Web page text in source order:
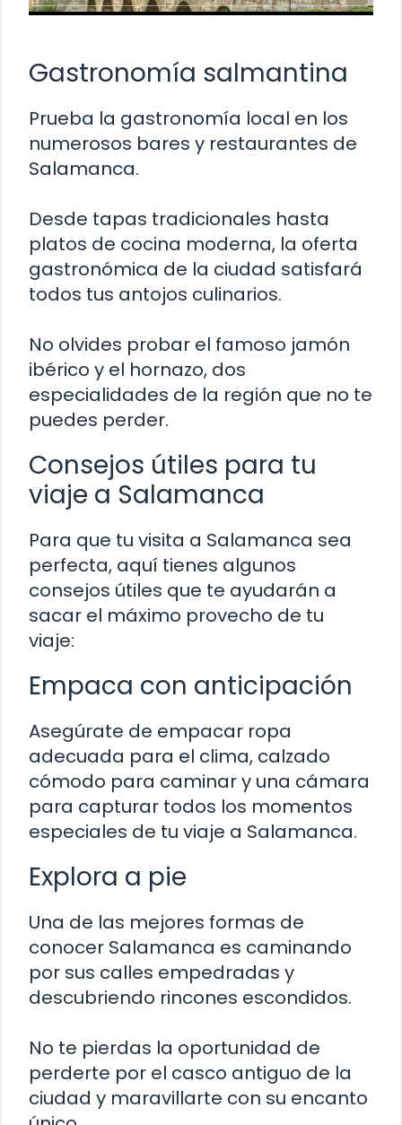
Gastronomía salmantina
Prueba la gastronomía local en los
numerosos bares y restaurantes de
Salamanca.
Desde tapas tradicionales hasta
platos de cocina moderna, la oferta
gastronómica de la ciudad satisfará
todos tus antojos culinarios.
No olvides probar el famoso jamón
ibérico y el hornazo, dos
especialidades de la región que no te
puedes perder.
Consejos útiles para tu
viaje a Salamanca
Para que tu visita a Salamanca sea
perfecta, aquí tienes algunos
consejos útiles que te ayudarán a
sacar el máximo provecho de tu
viaje:
Empaca con anticipación
Asegúrate de empacar ropa
adecuada para el clima, calzado
cómodo para caminar y una cámara
para capturar todos los momentos
especiales de tu viaje a Salamanca.
Explora a pie
Una de las mejores formas de
conocer Salamanca es caminando
por sus calles empedradas y
descubriendo rincones escondidos.
No te pierdas la oportunidad de
perderte por el casco antiguo de la
ciudad y maravillarte con su encanto